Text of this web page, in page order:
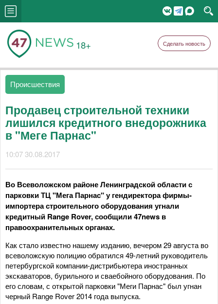
18+ Сделать новость
Происшествия
Продавец строительной техники
лишился кредитного внедорожника
в "Меге Парнас"
10:07 30.08.2017
Во Всеволожском районе Ленинградской области с
парковки ТЦ "Мега Парнас" у гендиректора фирмы-
импортера строительного оборудования угнали
кредитный Range Rover, сообщили 47news в
правоохранительных органах.
Как стало известно нашему изданию, вечером 29 августа во
всеволожскую полицию обратился 49-летний руководитель
петербургской компании-дистрибьютера иностранных
экскаваторов, бурильного и сваебойного оборудования. По
его словам, с открытой парковки "Меги Парнас" был угнан
черный Range Rover 2014 года выпуска.